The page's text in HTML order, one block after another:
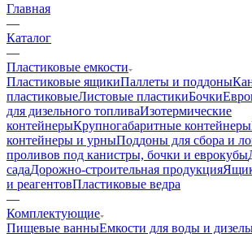
Главная
—
Каталог
—
Пластиковые емкости
Пластиковые ящикиПаллеты и поддоны
пластиковыеЛистовые пластикиБочки
для дизельного топливаИзотермические
контейнерыКрупногабаритные контейнеры
контейнеры и урныПоддоны для сбора и
проливов под канистры, бочки и еврокубы
садаДорожно-строительная продукция
и реагентовПластиковые ведра
—
Комплектующие
Пищевые ванныЕмкости для воды и